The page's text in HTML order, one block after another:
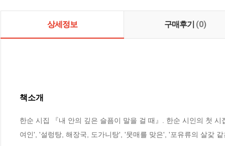
상세정보 구매후기 (0)
책소개
한순 시집 『내 안의 깊은 슬픔이 말을 걸 때』. 한순 시인의 첫
여인', '설렁탕, 해장국, 도가니탕', '뭇매를 맞은', '포유류의 살갗